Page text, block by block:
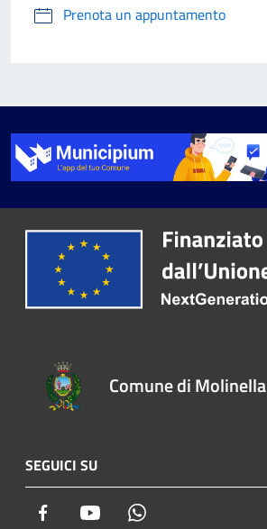
Prenota un appuntamento
Comune di Molinella
SEGUICI SU
Facebook Youtube